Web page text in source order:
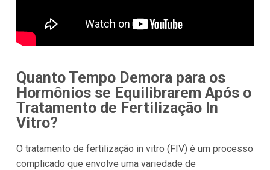
Quanto Tempo Demora para os
Hormônios se Equilibrarem Após o
Tratamento de Fertilização In
Vitro?
O tratamento de fertilização in vitro (FIV) é um processo
complicado que envolve uma variedade de